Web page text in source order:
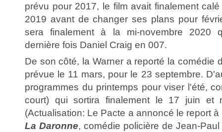
prévu pour 2017, le film avait finalement
2019 avant de changer ses plans pour
sera finalement à la mi-novembre 2020
dernière fois Daniel Craig en 007.
De son côté, la Warner a reporté la comédie
prévue le 11 mars, pour le 23 septembre.
programmes du printemps pour viser l'été,
court) qui sortira finalement le 17 juin et
(Actualisation: Le Pacte a annoncé le report
La Daronne, comédie policière de Jean-